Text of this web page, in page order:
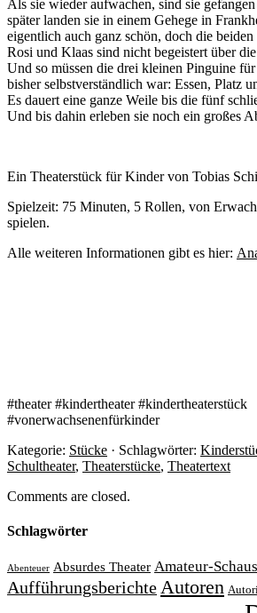
Als sie wieder aufwachen, sind sie
später landen sie in einem Gehege in
eigentlich auch ganz schön, doch die
Rosi und Klaas sind nicht begeistert über
Und so müssen die drei kleinen Pinguine
bisher selbstverständlich war: Essen, Platz
Es dauert eine ganze Weile bis die fünf
Und bis dahin erleben sie noch ein großes
Ein Theaterstück für Kinder von Tobias
Spielzeit: 75 Minuten, 5 Rollen, von
spielen.
Alle weiteren Informationen gibt es hier:
#theater #kindertheater #kindertheaterstück
#vonerwachsenenfürkinder
Kategorie: Stücke · Schlagwörter:
Schultheater, Theaterstücke, Theatertext
Comments are closed.
Schlagwörter
Abenteuer Absurdes Theater Amateur-
AufführungsberichteAutoren